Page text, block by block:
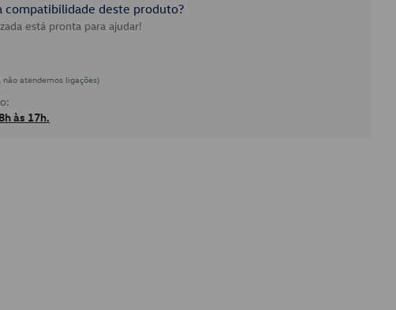
compatibilidade deste produto?
está pronta para ajudar!
atendemos ligações)
às 17h.